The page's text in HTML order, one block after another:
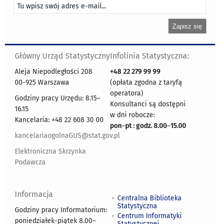
Główny Urząd Statystyczny
Aleja Niepodległości 208
00-925 Warszawa
Godziny pracy Urzędu: 8.15–
16.15
Kancelaria: +48 22 608 30 00
kancelariaogolnaGUS@stat.gov.pl
Elektroniczna Skrzynka
Podawcza
Infolinia Statystyczna:
+48 22 279 99 99
(opłata zgodna z taryfą
operatora)
Konsultanci są dostępni
w dni robocze:
pon–pt : godz. 8.00–15.00
Informacja
Godziny pracy Informatorium:
poniedziałek-piątek 8.00–
Centralna Biblioteka
Statystyczna
Centrum Informatyki